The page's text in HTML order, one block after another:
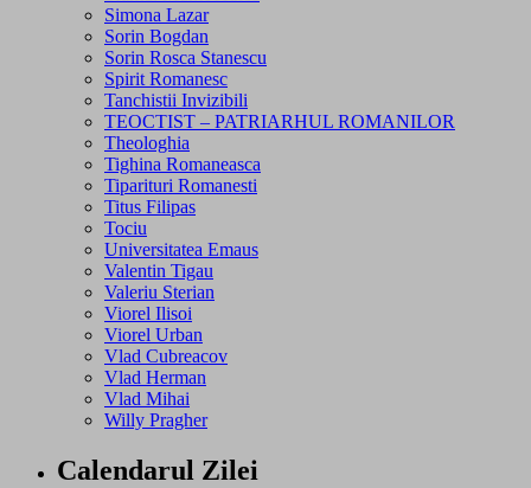
Simona Lazar
Sorin Bogdan
Sorin Rosca Stanescu
Spirit Romanesc
Tanchistii Invizibili
TEOCTIST – PATRIARHUL ROMANILOR
Theologhia
Tighina Romaneasca
Tiparituri Romanesti
Titus Filipas
Tociu
Universitatea Emaus
Valentin Tigau
Valeriu Sterian
Viorel Ilisoi
Viorel Urban
Vlad Cubreacov
Vlad Herman
Vlad Mihai
Willy Pragher
Calendarul Zilei